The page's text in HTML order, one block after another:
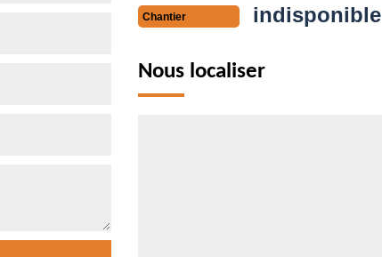
Chantier indisponible
Nous localiser